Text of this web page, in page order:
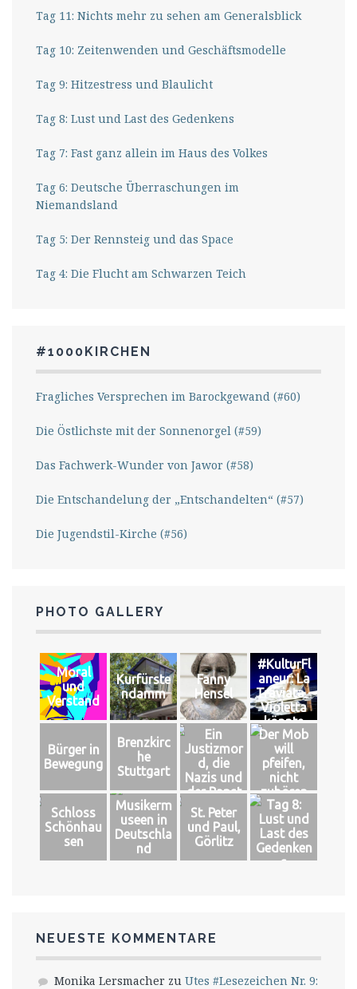
Tag 11: Nichts mehr zu sehen am Generalsblick
Tag 10: Zeitenwenden und Geschäftsmodelle
Tag 9: Hitzestress und Blaulicht
Tag 8: Lust und Last des Gedenkens
Tag 7: Fast ganz allein im Haus des Volkes
Tag 6: Deutsche Überraschungen im
Niemandsland
Tag 5: Der Rennsteig und das Space
Tag 4: Die Flucht am Schwarzen Teich
#1000KIRCHEN
Fragliches Versprechen im Barockgewand (#60)
Die Östlichste mit der Sonnenorgel (#59)
Das Fachwerk-Wunder von Jawor (#58)
Die Entschandelung der „Entschandelten“ (#57)
Die Jugendstil-Kirche (#56)
PHOTO GALLERY
Moral
und
Verstand
Kurfürste
ndamm
Fanny
Hensel
#KulturFl
aneur: La
Traviata -
Violetta
könnte
leben
Bürger in
Bewegung
Brenzkirc
he
Stuttgart
Ein
Justizmor
d, die
Nazis und
der Papst
Der Mob
will
pfeifen,
nicht
zuhören
Schloss
Schönhau
sen
Musikerm
useen in
Deutschla
nd
St. Peter
und Paul,
Görlitz
Tag 8:
Lust und
Last des
Gedenken
s
NEUESTE KOMMENTARE
Monika Lersmacher zu Utes #Lesezeichen Nr. 9: